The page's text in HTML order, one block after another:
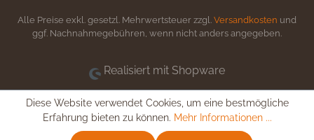
Alle Preise exkl. gesetzl. Mehrwertsteuer zzgl. Versandkosten und
ggf. Nachnahmegebühren, wenn nicht anders angegeben.
Realisiert mit Shopware
Diese Website verwendet Cookies, um eine bestmögliche
Erfahrung bieten zu können. Mehr Informationen ...